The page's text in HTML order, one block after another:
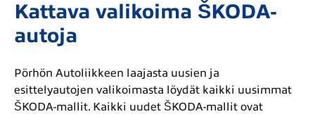
Kattava valikoima ŠKODA-
autoja
Pörhön Autoliikkeen laajasta uusien ja
esittelyautojen valikoimasta löydät kaikki uusimmat
ŠKODA-mallit. Kaikki uudet ŠKODA-mallit ovat